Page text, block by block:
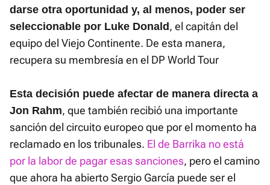
darse otra oportunidad y, al menos, poder ser
seleccionable por Luke Donald , el capitán del
equipo del Viejo Continente. De esta manera,
recupera su membresía en el DP World Tour
Esta decisión puede afectar de manera directa a
Jon Rahm, que también recibió una importante
sanción del circuito europeo que por el momento ha
reclamado en los tribunales. El de Barrika no está
por la labor de pagar esas sanciones, pero el camino
que ahora ha abierto Sergio García puede ser el